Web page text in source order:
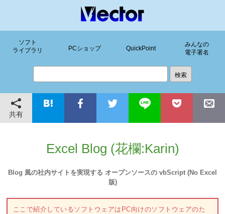
ソフト
ライブラリ
PCショップ QuickPoint
みんなの
電子署名
共有
Excel Blog (花欄:Karin)
Blog 風の社内サイトを実現する オープンソースの vbScript (No Excel
版)
ここで紹介しているソフトウェアはPC向けのソフトウェアのた